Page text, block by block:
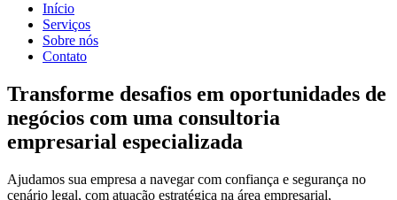
Início
Serviços
Sobre nós
Contato
Transforme desafios em oportunidades de
negócios com uma consultoria
empresarial especializada
Ajudamos sua empresa a navegar com confiança e segurança no
cenário legal, com atuação estratégica na área empresarial,